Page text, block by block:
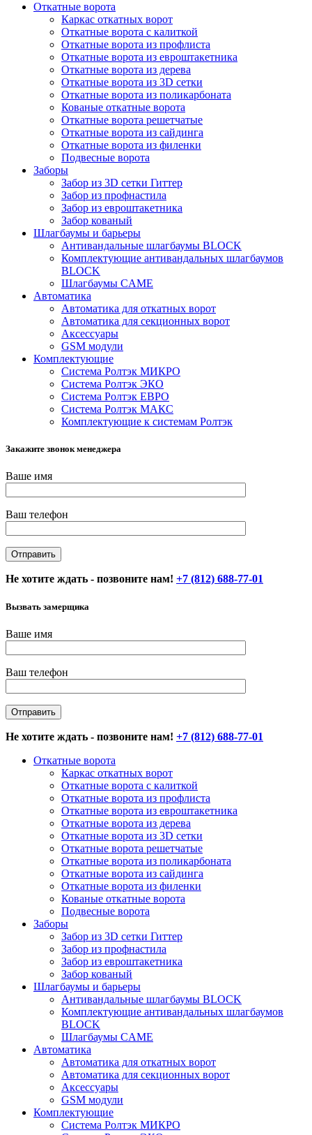
Откатные ворота
Каркас откатных ворот
Откатные ворота с калиткой
Откатные ворота из профлиста
Откатные ворота из евроштакетника
Откатные ворота из дерева
Откатные ворота из 3D сетки
Откатные ворота из поликарбоната
Кованые откатные ворота
Откатные ворота решетчатые
Откатные ворота из сайдинга
Откатные ворота из филенки
Подвесные ворота
Заборы
Забор из 3D сетки Гиттер
Забор из профнастила
Забор из евроштакетника
Забор кованый
Шлагбаумы и барьеры
Антивандальные шлагбаумы BLOCK
Комплектующие антивандальных шлагбаумов
BLOCK
Шлагбаумы CAME
Автоматика
Автоматика для откатных ворот
Автоматика для секционных ворот
Аксессуары
GSM модули
Комплектующие
Система Ролтэк МИКРО
Система Ролтэк ЭКО
Система Ролтэк ЕВРО
Система Ролтэк МАКС
Комплектующие к системам Ролтэк
Закажите звонок менеджера
Ваше имя
Ваш телефон
Не хотите ждать - позвоните нам! +7 (812) 688-77-01
Вызвать замерщика
Ваше имя
Ваш телефон
Не хотите ждать - позвоните нам! +7 (812) 688-77-01
Откатные ворота
Каркас откатных ворот
Откатные ворота с калиткой
Откатные ворота из профлиста
Откатные ворота из евроштакетника
Откатные ворота из дерева
Откатные ворота из 3D сетки
Откатные ворота решетчатые
Откатные ворота из поликарбоната
Откатные ворота из сайдинга
Откатные ворота из филенки
Кованые откатные ворота
Подвесные ворота
Заборы
Забор из 3D сетки Гиттер
Забор из профнастила
Забор из евроштакетника
Забор кованый
Шлагбаумы и барьеры
Антивандальные шлагбаумы BLOCK
Комплектующие антивандальных шлагбаумов
BLOCK
Шлагбаумы CAME
Автоматика
Автоматика для откатных ворот
Автоматика для секционных ворот
Аксессуары
GSM модули
Комплектующие
Система Ролтэк МИКРО